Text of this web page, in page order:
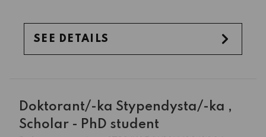
SEE DETAILS
Doktorant/-ka Stypendysta/-ka ,
Scholar - PhD student